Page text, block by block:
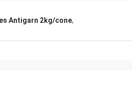
Antigarn 2kg/cone,